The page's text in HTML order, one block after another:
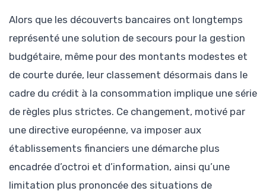
Alors que les découverts bancaires ont longtemps
représenté une solution de secours pour la gestion
budgétaire, même pour des montants modestes et
de courte durée, leur classement désormais dans le
cadre du crédit à la consommation implique une série
de règles plus strictes. Ce changement, motivé par
une directive européenne, va imposer aux
établissements financiers une démarche plus
encadrée d’octroi et d’information, ainsi qu’une
limitation plus prononcée des situations de